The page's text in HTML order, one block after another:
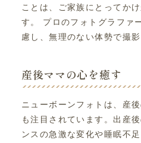
ことは、ご家族にとってか
す。 プロのフォトグラファ
慮し、無理のない体勢で撮影
産後ママの心を癒す
ニューボーンフォトは、産
も注目されています。出産
ンスの急激な変化や睡眠不